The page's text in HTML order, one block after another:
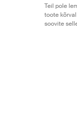
Teil pole
toote
soovite